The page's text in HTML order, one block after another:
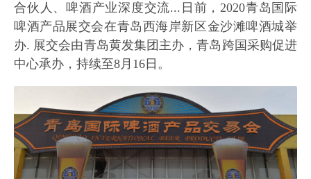
合伙人、啤酒产业深度交流...日前，2020青岛国际
啤酒产品展交会在青岛西海岸新区金沙滩啤酒城举
办. 展交会由青岛黄发集团主办，青岛跨国采购促进
中心承办，持续至8月16日。